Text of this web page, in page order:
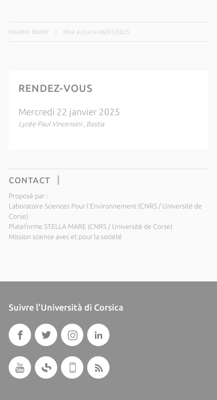
MARINE BERRY Mise à jour le 06/01/2025
RENDEZ-VOUS
Mercredi 22 janvier 2025
Lycée Paul Vincensini , Bastia
CONTACT
Proposé par :
Laboratoire Sciences Pour l'Environnement (CNRS / Université de
Corse)
Plateforme STELLA MARE (CNRS / Université de Corse)
Mission science avec et pour la société
Suivre l'Università di Corsica